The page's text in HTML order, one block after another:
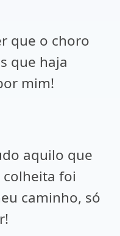
que o choro
que haja
mim!
aquilo que
foi
caminho, só